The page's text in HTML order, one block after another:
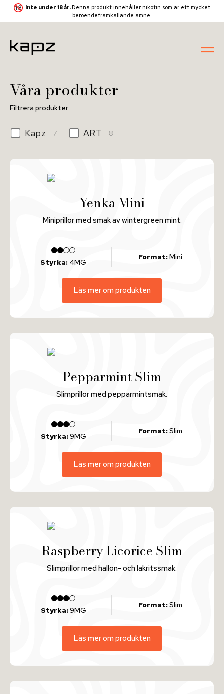
Inte under 18 år.Denna produkt innehåller nikotin som är ett mycket
beroendeframkallande ämne.
Våra produkter
Filtrera produkter
Kapz 7 ART 8
Yenka Mini
Miniprillor med smak av wintergreen mint.
Styrka: 4MG
Format:Mini
Läs mer om produkten
Pepparmint Slim
Slimprillor med pepparmintsmak.
Styrka:9MG
Format:Slim
Läs mer om produkten
Raspberry Licorice Slim
Slimprillor med hallon- och lakritssmak.
Styrka:9MG
Format:Slim
Läs mer om produkten